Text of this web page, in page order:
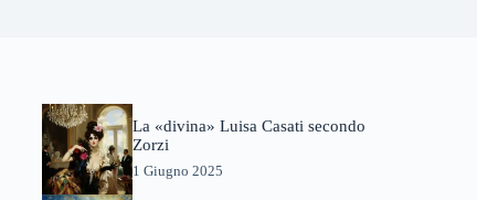
La «divina» Luisa Casati secondo
Zorzi
1 Giugno 2025